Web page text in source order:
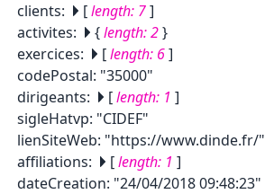
clients: [length: 7]
activites: {length:2}
exercices: [length: 6]
codePostal: "35000"
dirigeants: [length: 1 ]
sigleHatvp: "CIDEF"
lienSiteWeb: "https://www.dinde.fr/"
affiliations: [length: 1 ]
dateCreation: "24/04/2018 09:48:23"